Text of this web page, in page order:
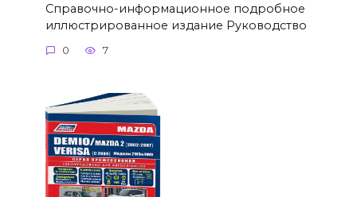
Справочно-информационное подробное
иллюстрированное издание Руководство
0 7